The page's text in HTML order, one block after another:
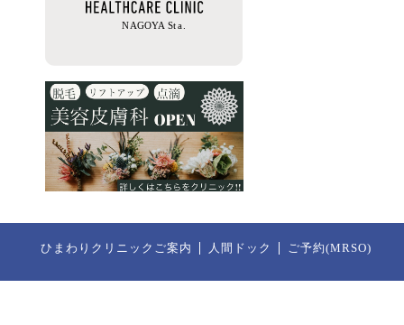
ひまわりクリニックご案内 人間ドック ご予約(MRSO)